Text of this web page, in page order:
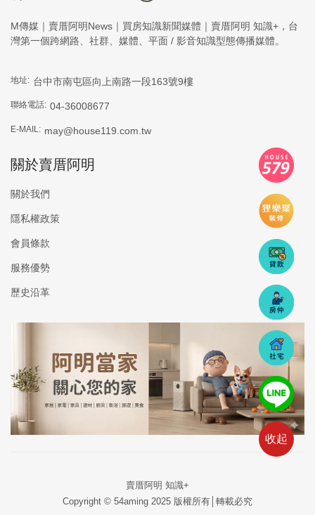
收起
M傳媒｜賣厝阿明News｜買房知識新聞媒體｜賣厝阿明 知識+，台
灣第一個跨網路、社群、媒體、平面 / 影音知識型態傳播媒體。
地址: 台中市南屯區向上南路一段163號9樓
聯絡電話: 04-36008677
E-MAIL: may@house119.com.tw
關於賣厝阿明
關於我們
隱私權政策
會員條款
服務優勢
歷史沿革
賣厝阿明 知識+
Copyright © 54aming 2025 版權所有│轉載必究